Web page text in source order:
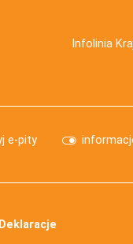
Infolinia
e-pity